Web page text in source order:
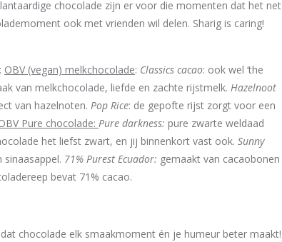
chocolade zijn er voor die momenten dat het net
ook met vrienden wil delen. Sharig is caring!
OBV (vegan) melkchocolade: Classics cacao: ook wel ‘the
van melkchocolade, liefde en zachte rijstmelk. Hazelnoot
van hazelnoten. Pop Rice: de gepofte rijst zorgt voor een
Pure chocolade: Pure darkness: pure zwarte weldaad
het liefst zwart, en jij binnenkort vast ook. Sunny
71% Purest Ecuador: gemaakt van cacaobonen
bevat 71% cacao.
chocolade elk smaakmoment én je humeur beter maakt!